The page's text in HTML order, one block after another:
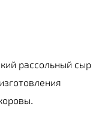
рассольный сыр